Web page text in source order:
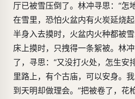
厅已被雪压倒了。林冲寻思：“怎
在雪里，恐怕火盆内有火炭延烧
半身入去摸时，火盆内火种都被
床上摸时，只拽得一条絮被。林
了，寻思：“又没打火处，怎生安
里路上，有个古庙，可以安身。
到天明却做理会。”把被卷了，花